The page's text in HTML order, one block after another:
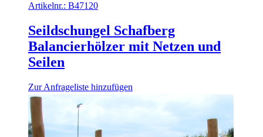
Artikelnr.: B47120
Seildschungel Schafberg
Balancierhölzer mit Netzen und
Seilen
Zur Anfrageliste hinzufügen